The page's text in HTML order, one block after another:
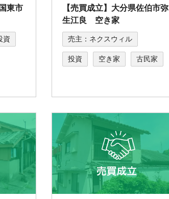
東市
資
【売買成立】大分県佐伯市弥
生江良 空き家
売主：ネクスウィル
投資 空き家 古民家